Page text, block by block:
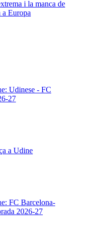
i la manca de
a Europa
Udinese - FC
27
a Udine
FC Barcelona-
2026-27